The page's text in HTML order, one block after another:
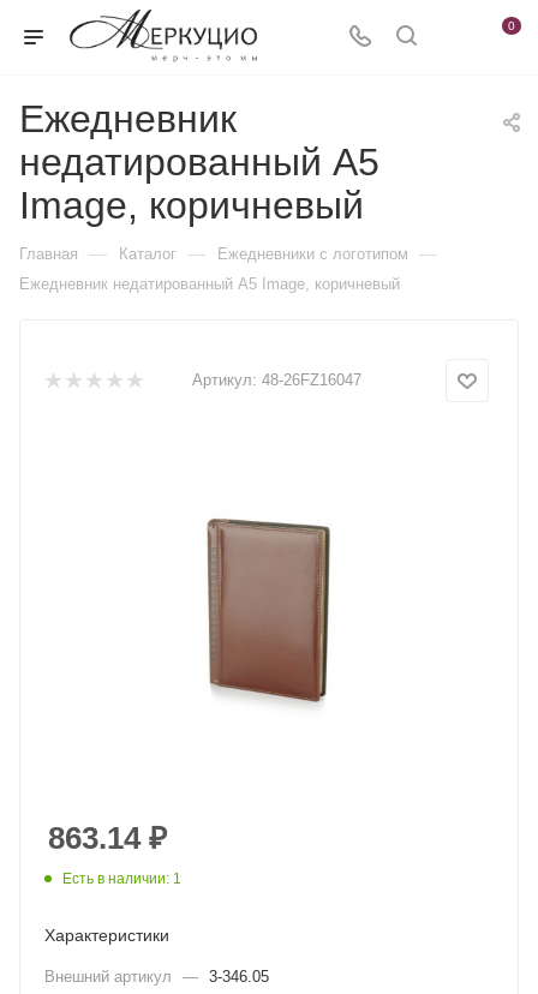
0
Ежедневник
недатированный А5
Image, коричневый
Главная — Каталог — Ежедневники c логотипом —
Ежедневник недатированный А5 Image, коричневый
Артикул: 48-26FZ16047
863.14₽
Есть в наличии: 1
Характеристики
Внешний артикул — 3-346.05